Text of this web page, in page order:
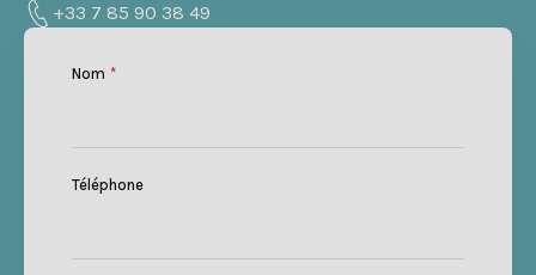
+33 7 85 90 38 49
Nom *
Téléphone